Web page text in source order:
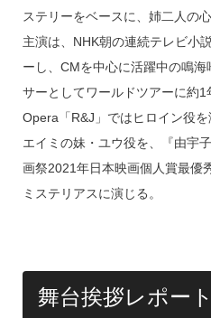
ステリーをベースに、姉二人の
主演は、NHK朝の連続テレビ小
ーし、CMを中心に活躍中の鳴
サーとしてワールドツアーに約
Opera「R&J」ではヒロイン役を
エイミの妹・ユウ役を、『由宇
画祭2021年日本映画個人賞最優
ミステリアスに演じる。
舞台挨拶レポート